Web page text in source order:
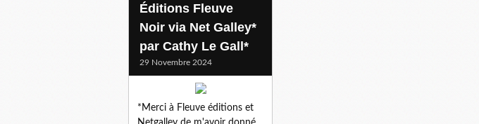
Éditions Fleuve
Noir via Net Galley*
par Cathy Le Gall*
29 Novembre 2024
*Merci à Fleuve éditions et